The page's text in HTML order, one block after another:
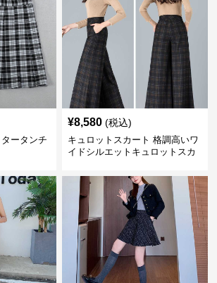
ータンチ
¥8,580 (税込)
キュロットスカート 格調高いワ
イドシルエットキュロットスカ